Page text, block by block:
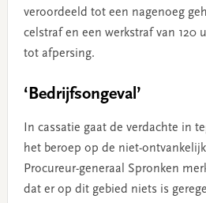
veroordeeld tot een nagenoeg
celstraf en een werkstraf van 120
tot afpersing.
‘Bedrijfsongeval’
In cassatie gaat de verdachte in
het beroep op de niet-
Procureur-generaal Spronken
dat er op dit gebied niets is